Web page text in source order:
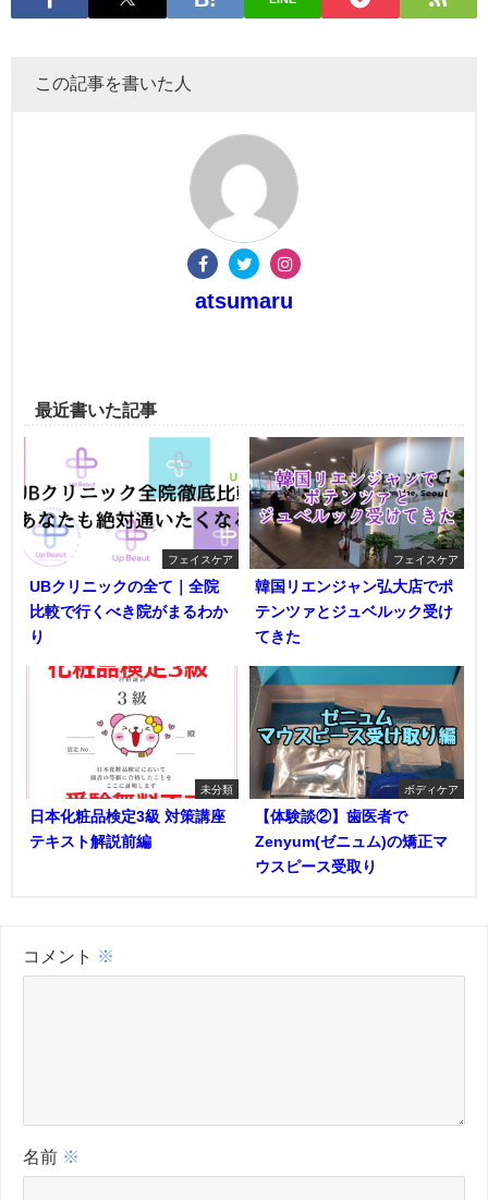
この記事を書いた人
atsumaru
最近書いた記事
フェイスケア
UBクリニックの全て｜全院
比較で行くべき院がまるわか
り
フェイスケア
韓国リエンジャン弘大店でポ
テンツァとジュベルック受け
てきた
未分類
日本化粧品検定3級 対策講座
テキスト解説前編
ボディケア
【体験談②】歯医者で
Zenyum(ゼニュム)の矯正マ
ウスピース受取り
コメント ※
名前 ※